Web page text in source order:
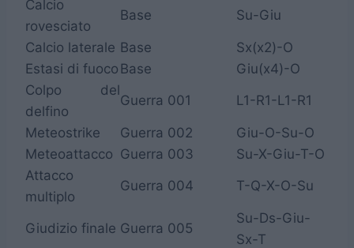
Calcio
rovesciato
Base Su-Giu
Calcio laterale Base
Sx(x2)-O
Estasi di fuoco Base
Giu(x4)-O
Colpo del
delfino
Guerra 001 L1-R1-L1-R1
Meteostrike Guerra 002
Giu-O-Su-O
Meteoattacco Guerra 003
Su-X-Giu-T-O
Attacco
multiplo
Guerra 004 T-Q-X-O-Su
Giudizio finale Guerra 005
Su-Ds-Giu-
Sx-T